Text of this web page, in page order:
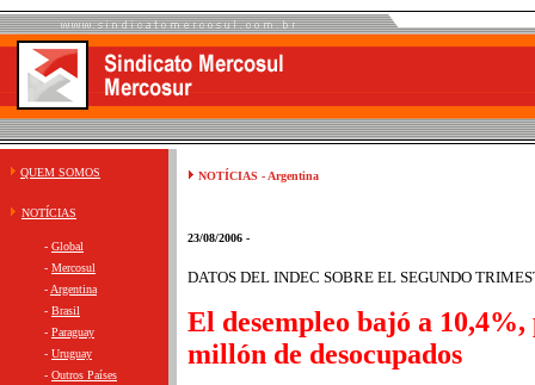
QUEM SOMOS
NOTÍCIAS
- Global
- Mercosul
- Argentina
- Brasil
- Paraguay
- Uruguay
- Outros Países
NOTÍCIAS - Argentina
23/08/2006 -
DATOS DEL INDEC SOBRE EL SEGUNDO
El desempleo bajó a 10,4%,
millón de desocupados